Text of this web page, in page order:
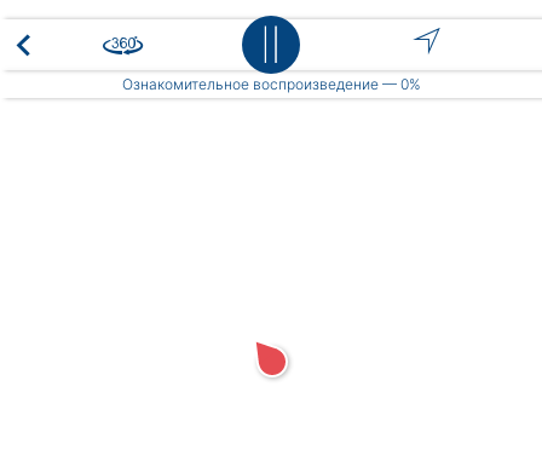
Place
Ознакомительное воспроизведение — 0%